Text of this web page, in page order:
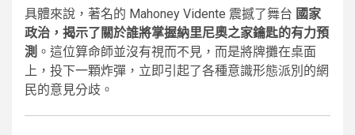
具體來說，著名的 Mahoney Vidente 震撼了舞台 國家
政治，揭示了關於誰將掌握納里尼奧之家鑰匙的有力預
測 。這位算命師並沒有視而不見，而是將牌攤在桌面
上，投下一顆炸彈，立即引起了各種意識形態派別的網
民的意見分歧。